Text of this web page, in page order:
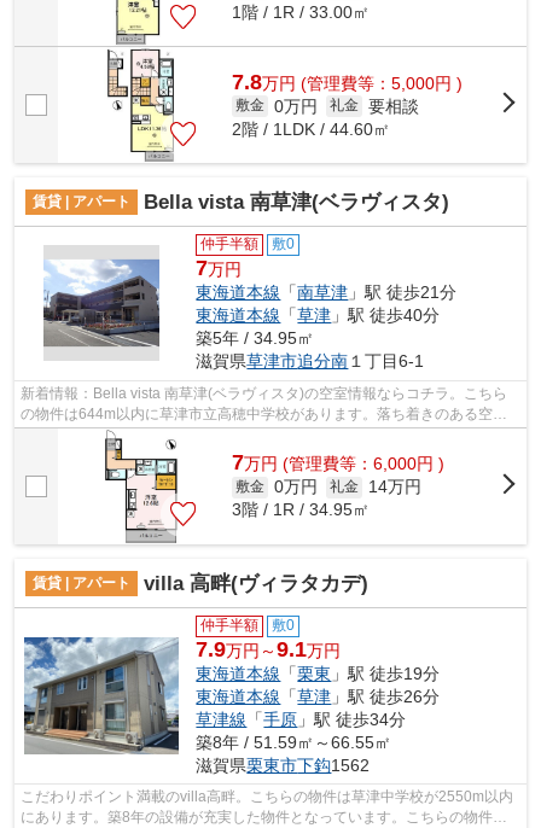
1階 / 1R / 33.00㎡
7.8万円 (管理費等：5,000円 )
敷金 0万円 礼金 要相談
2階 / 1LDK / 44.60㎡
賃貸 | アパート Bella vista 南草津(ベラヴィスタ)
仲手半額 敷0
7万円
東海道本線 「南草津 」駅 徒歩21分
東海道本線 「草津 」駅 徒歩40分
築5年 / 34.95㎡
滋賀県草津市追分南 １丁目6-1
新着情報：Bella vista 南草津(ベラヴィスタ)の空室情報ならコチラ。こちら
の物件は644m以内に草津市立高穂中学校があります。落ち着きのある空間
が広がっている、令和3年築の物件です...
7万円 (管理費等：6,000円 )
敷金 0万円 礼金
14万円
3階 / 1R / 34.95㎡
賃貸 | アパート villa 高畔(ヴィラタカデ)
仲手半額 敷0
7.9万円～9.1万円
東海道本線 「栗東 」駅 徒歩19分
東海道本線 「草津 」駅 徒歩26分
草津線 「手原 」駅 徒歩34分
築8年 / 51.59㎡～66.55㎡
滋賀県栗東市下鈎1562
こだわりポイント満載のvilla高畔。こちらの物件は草津中学校が2550m以内
にあります。築8年の設備が充実した物件となっています。こちらの物件は